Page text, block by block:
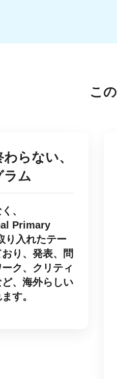
こ
らない、
ラム
、
Primary
入れたテー
り、発表、問
ク、クリティ
、海外らしい
す。